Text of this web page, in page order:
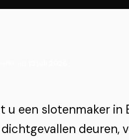
u een slotenmaker in
deuren,